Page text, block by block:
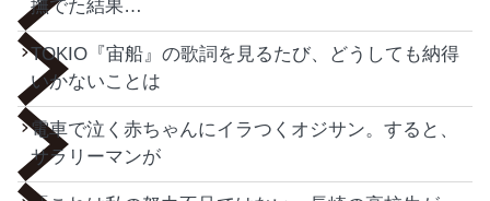
撫でた結果…
TOKIO『宙船』の歌詞を見るたび、どうしても納得
いかないことは
電車で泣く赤ちゃんにイラつくオジサン。すると、
サラリーマンが